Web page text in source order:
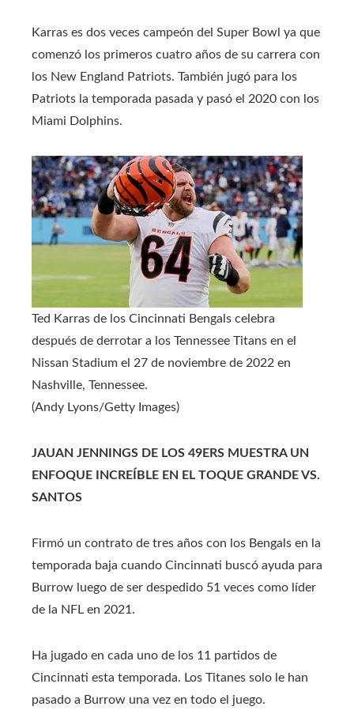
Karras es dos veces campeón del Super Bowl ya que
comenzó los primeros cuatro años de su carrera con
los New England Patriots. También jugó para los
Patriots la temporada pasada y pasó el 2020 con los
Miami Dolphins.
Ted Karras de los Cincinnati Bengals celebra
después de derrotar a los Tennessee Titans en el
Nissan Stadium el 27 de noviembre de 2022 en
Nashville, Tennessee.
(Andy Lyons/Getty Images)
JAUAN JENNINGS DE LOS 49ERS MUESTRA UN
ENFOQUE INCREÍBLE EN EL TOQUE GRANDE VS.
SANTOS
Firmó un contrato de tres años con los Bengals en la
temporada baja cuando Cincinnati buscó ayuda para
Burrow luego de ser despedido 51 veces como líder
de la NFL en 2021.
Ha jugado en cada uno de los 11 partidos de
Cincinnati esta temporada. Los Titanes solo le han
pasado a Burrow una vez en todo el juego.